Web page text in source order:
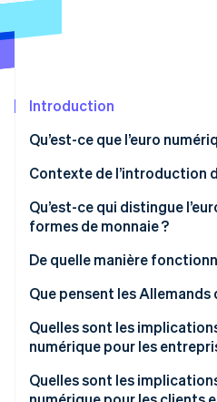
Radar
Constitution de start-up
Élimination du carbone
Identity
Stripe Sessions 2026
Regarder la vidéo
Stripe App
Introduction
Qu’est-ce que l’euro
Contexte de l’introduction
Qu’est-ce qui distingue
formes de monnaie ?
De quelle manière
Création d’un wallet
Approvisionnement du
paiement
Capacité de paiement en
Que pensent les Allemands
Sensibilisation et intention
Attentes en matière de
Souveraineté européenne
Quelles sont les
numérique pour les
Acceptation aux points de
Quelles sont les